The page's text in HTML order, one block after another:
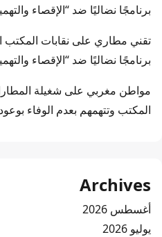
برنامجًا نضاليًا ضد “الإقصاء
تقني مطاري على نقابات
برنامجًا نضاليًا ضد “الإقصاء
مواطن مغربي على شغيلة
المكتب وتتهمهم بعدم الوفاء
Archives
أغسطس 2026
يوليو 2026